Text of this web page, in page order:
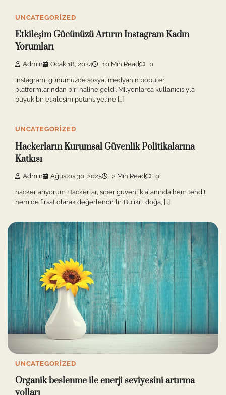
UNCATEGORIZED
Etkileşim Gücünüzü Artırın Instagram Kadın
Yorumları
Admin Ocak 18, 2024 10 Min Read 0
Instagram, günümüzde sosyal medyanın popüler
platformlarından biri haline geldi. Milyonlarca kullanıcısıyla
büyük bir etkileşim potansiyeline […]
UNCATEGORIZED
Hackerların Kurumsal Güvenlik Politikalarına
Katkısı
Admin Ağustos 30, 2025 2 Min Read 0
hacker arıyorum Hackerlar, siber güvenlik alanında hem tehdit
hem de fırsat olarak değerlendirilir. Bu ikili doğa, […]
UNCATEGORIZED
Organik beslenme ile enerji seviyesini artırma